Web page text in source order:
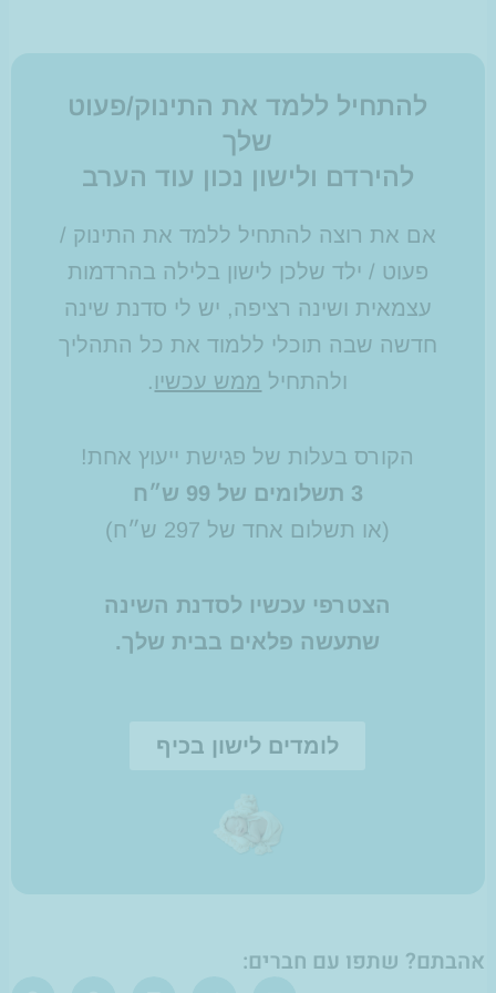
להתחיל ללמד את התינוק/פעוט
שלך
להירדם ולישון נכון עוד הערב
אם את רוצה להתחיל ללמד את התינוק /
פעוט / ילד שלכן לישון בלילה בהרדמות
עצמאית ושינה רציפה, יש לי סדנת שינה
חדשה שבה תוכלי ללמוד את כל התהליך
ולהתחיל ממש עכשיו.
הקורס בעלות של פגישת ייעוץ אחת!
3 תשלומים של 99 ש״ח
(או תשלום אחד של 297 ש״ח)
הצטרפי עכשיו לסדנת השינה
שתעשה פלאים בבית שלך.
לומדים לישון בכיף
אהבתם? שתפו עם חברים: